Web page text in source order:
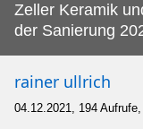
Zeller Keramik
der Sanierung
rainer ullrich
04.12.2021, 194